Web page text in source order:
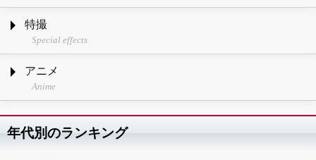
特撮
Special effects
アニメ
Anime
年代別のランキング